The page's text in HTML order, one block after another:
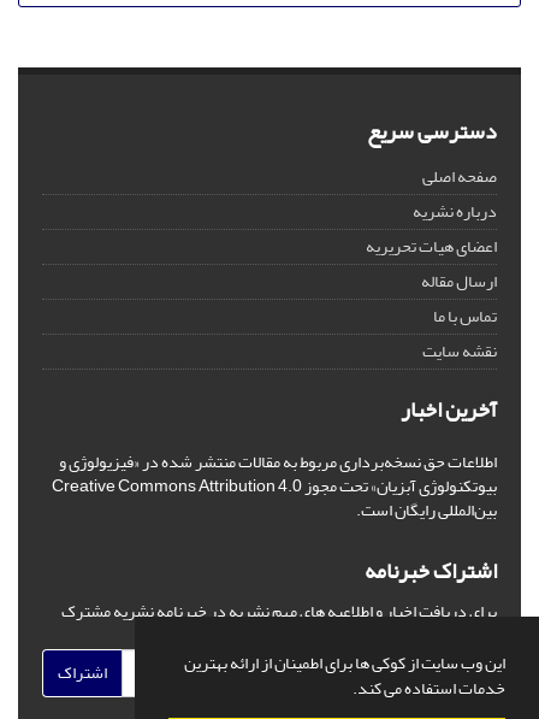
این وب سایت از کوکی ها برای اطمینان از ارائه بهترین
خدمات استفاده می کند.
دسترسی سریع
صفحه اصلی
درباره نشریه
اعضای هیات تحریریه
ارسال مقاله
تماس با ما
نقشه سایت
آخرین اخبار
اطلاعات حق نسخه‌برداری مربوط به مقالات منتشر شده در «فیزیولوژی و
بیوتکنولوژی آبزیان» تحت مجوز Creative Commons Attribution 4.0
بین‌المللی رایگان است.
اشتراک خبرنامه
برای دریافت اخبار و اطلاعیه های مهم نشریه در خبرنامه نشریه مشترک
اشتراک